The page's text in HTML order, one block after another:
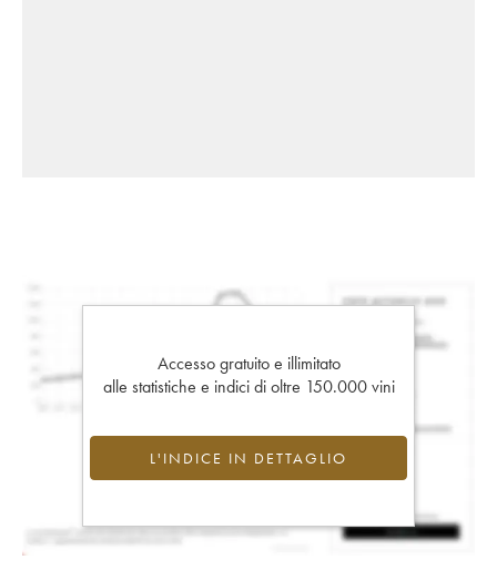
Accesso gratuito e illimitato
alle statistiche e indici di oltre 150.000 vini
L'INDICE IN DETTAGLIO